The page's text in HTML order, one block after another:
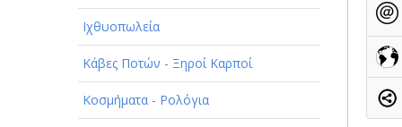
Ιχθυοπωλεία
Κάβες Ποτών - Ξηροί Καρποί
Κοσμήματα - Ρολόγια